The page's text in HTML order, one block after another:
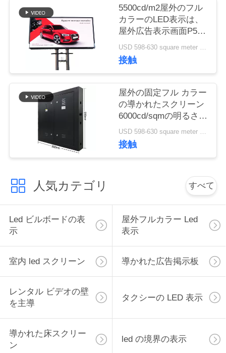
PRIVACY
POLICY
5500cd/m2屋外のフル
カラーのLED表示は、
屋外広告表示画面P5を
導きました
USD 598-630 square meter MOQ:1平方メートル
接触
屋外の固定フル カラー
の導かれたスクリーン
6000cd/sqmの明るさ保
証2-3年の
USD 598-630 square meter MOQ:1平方メートル
接触
人気カテゴリ すべて
Led ビルボードの表
示
屋外フルカラー Led
表示
室内 led スクリーン 導かれた広告掲示板
レンタル ビデオの壁
を主導
タクシーの LED 表示
導かれた床スクリー
ン
led の境界の表示